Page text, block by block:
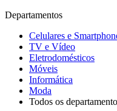
Departamentos
Celulares e
TV e Vídeo
Eletrodomésticos
Móveis
Informática
Moda
Todos os